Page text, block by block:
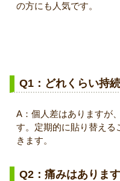
の方にも人気です。
Q1：どれくらい持
A：個人差はありますが
す。定期的に貼り替える
きます。
Q2：痛みはありま